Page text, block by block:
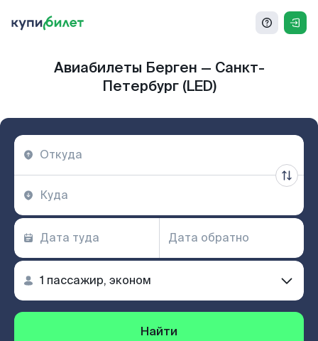
Авиабилеты Берген — Санкт-
Петербург (LED)
Найти